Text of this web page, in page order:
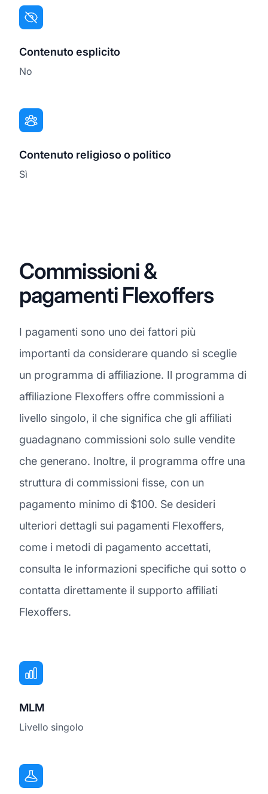
Contenuto esplicito
No
Contenuto religioso o politico
Sì
Commissioni &
pagamenti Flexoffers
I pagamenti sono uno dei fattori più
importanti da considerare quando si sceglie
un programma di affiliazione. Il programma di
affiliazione Flexoffers offre commissioni a
livello singolo, il che significa che gli affiliati
guadagnano commissioni solo sulle vendite
che generano. Inoltre, il programma offre una
struttura di commissioni fisse, con un
pagamento minimo di $100. Se desideri
ulteriori dettagli sui pagamenti Flexoffers,
come i metodi di pagamento accettati,
consulta le informazioni specifiche qui sotto o
contatta direttamente il supporto affiliati
Flexoffers.
MLM
Livello singolo